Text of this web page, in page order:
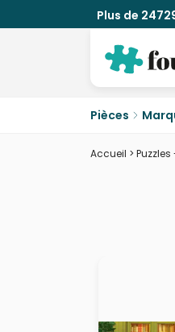
Plus de
Pièces
Accueil >